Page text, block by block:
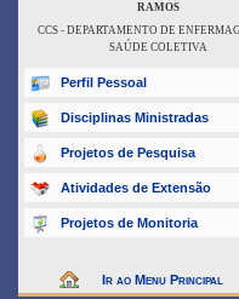
RAMOS
CCS - DEPARTAMENTO DE
SAÚDE COLETIVA
Perfil Pessoal
Disciplinas Ministradas
Projetos de Pesquisa
Atividades de Extensão
Projetos de Monitoria
Ir ao Menu Principal